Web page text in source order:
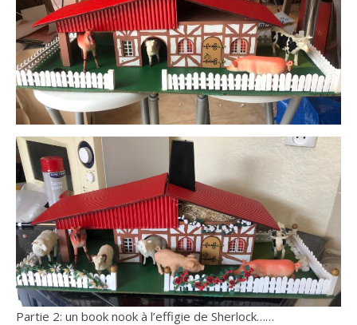
Partie 2: un book nook à l’effigie de Sherlock……